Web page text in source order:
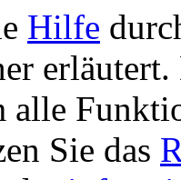
Hilfe
alle
Sie das